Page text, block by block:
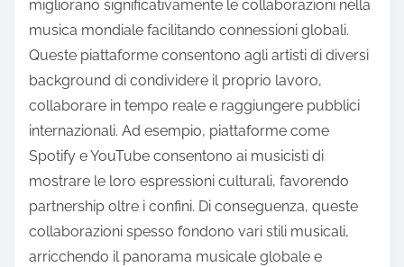
migliorano significativamente le collaborazioni nella
musica mondiale facilitando connessioni globali.
Queste piattaforme consentono agli artisti di diversi
background di condividere il proprio lavoro,
collaborare in tempo reale e raggiungere pubblici
internazionali. Ad esempio, piattaforme come
Spotify e YouTube consentono ai musicisti di
mostrare le loro espressioni culturali, favorendo
partnership oltre i confini. Di conseguenza, queste
collaborazioni spesso fondono vari stili musicali,
arricchendo il panorama musicale globale e